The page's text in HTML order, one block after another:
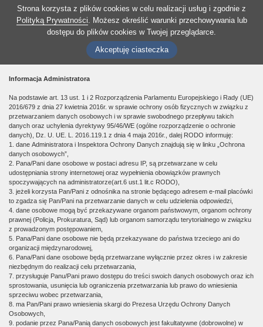
Strona korzysta z plików cookies w celu realizacji usług i zgodnie z
Polityką Prywatności. Możesz określić warunki przechowywania lub
dostępu do plików cookies w Twojej przeglądarce.
Akceptuję ciasteczka
Informacja Administratora
Na podstawie art. 13 ust. 1 i 2 Rozporządzenia Parlamentu Europejskiego i Rady (UE)
2016/679 z dnia 27 kwietnia 2016r. w sprawie ochrony osób fizycznych w związku z
przetwarzaniem danych osobowych i w sprawie swobodnego przepływu takich
danych oraz uchylenia dyrektywy 95/46/WE (ogólne rozporządzenie o ochronie
danych), Dz. U. UE. L. 2016.119.1 z dnia 4 maja 2016r., dalej RODO informuję:
1. dane Administratora i Inspektora Ochrony Danych znajdują się w linku „Ochrona
danych osobowych”,
2. Pana/Pani dane osobowe w postaci adresu IP, są przetwarzane w celu
udostępniania strony internetowej oraz wypełnienia obowiązków prawnych
spoczywających na administratorze(art.6 ust.1 lit.c RODO),
3. jeżeli korzysta Pan/Pani z odnośnika na stronie będącego adresem e-mail placówki
to zgadza się Pan/Pani na przetwarzanie danych w celu udzielenia odpowiedzi,
4. dane osobowe mogą być przekazywane organom państwowym, organom ochrony
prawnej (Policja, Prokuratura, Sąd) lub organom samorządu terytorialnego w związku
z prowadzonym postępowaniem,
5. Pana/Pani dane osobowe nie będą przekazywane do państwa trzeciego ani do
organizacji międzynarodowej,
6. Pana/Pani dane osobowe będą przetwarzane wyłącznie przez okres i w zakresie
niezbędnym do realizacji celu przetwarzania,
7. przysługuje Panu/Pani prawo dostępu do treści swoich danych osobowych oraz ich
sprostowania, usunięcia lub ograniczenia przetwarzania lub prawo do wniesienia
sprzeciwu wobec przetwarzania,
8. ma Pan/Pani prawo wniesienia skargi do Prezesa Urzędu Ochrony Danych
Osobowych,
9. podanie przez Pana/Panią danych osobowych jest fakultatywne (dobrowolne) w